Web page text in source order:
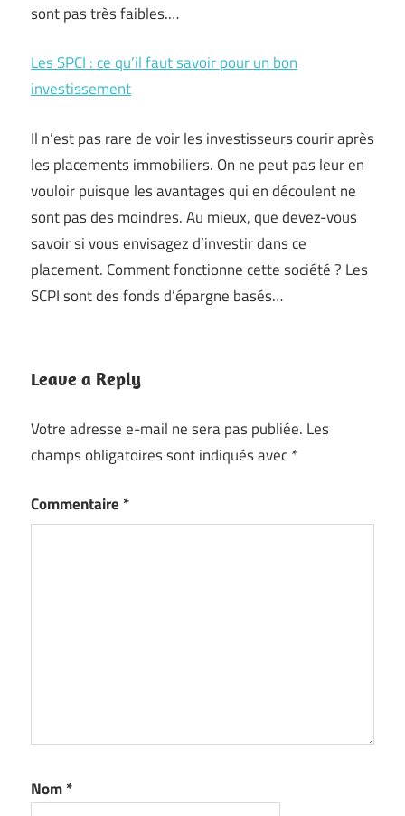
sont pas très faibles.…
Les SPCI : ce qu’il faut savoir pour un bon
investissement
Il n’est pas rare de voir les investisseurs courir après
les placements immobiliers. On ne peut pas leur en
vouloir puisque les avantages qui en découlent ne
sont pas des moindres. Au mieux, que devez-vous
savoir si vous envisagez d’investir dans ce
placement. Comment fonctionne cette société ? Les
SCPI sont des fonds d’épargne basés…
Leave a Reply
Votre adresse e-mail ne sera pas publiée. Les
champs obligatoires sont indiqués avec*
Commentaire *
Nom*